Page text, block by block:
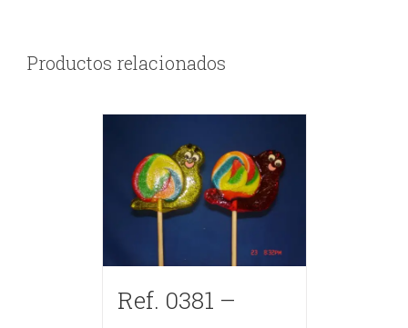
Productos relacionados
Ref. 0381 –